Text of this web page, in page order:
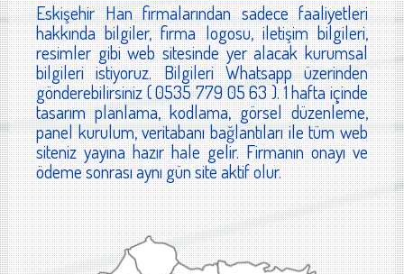
Eskişehir Han firmalarından sadece faaliyetleri
hakkında bilgiler, firma logosu, iletişim bilgileri,
resimler gibi web sitesinde yer alacak kurumsal
bilgileri istiyoruz. Bilgileri Whatsapp üzerinden
gönderebilirsiniz ( 0535 779 05 63 ). 1 hafta içinde
tasarım planlama, kodlama, görsel düzenleme,
panel kurulum, veritabanı bağlantıları ile tüm web
siteniz yayına hazır hale gelir. Firmanın onayı ve
ödeme sonrası aynı gün site aktif olur.